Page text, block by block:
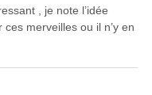
, je note l’idée
merveilles ou il n’y en